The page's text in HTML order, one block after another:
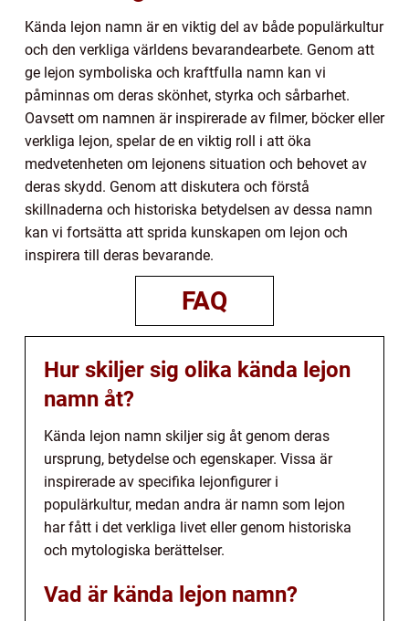
Kända lejon namn är en viktig del av både populärkultur
och den verkliga världens bevarandearbete. Genom att
ge lejon symboliska och kraftfulla namn kan vi
påminnas om deras skönhet, styrka och sårbarhet.
Oavsett om namnen är inspirerade av filmer, böcker eller
verkliga lejon, spelar de en viktig roll i att öka
medvetenheten om lejonens situation och behovet av
deras skydd. Genom att diskutera och förstå
skillnaderna och historiska betydelsen av dessa namn
kan vi fortsätta att sprida kunskapen om lejon och
inspirera till deras bevarande.
FAQ
Hur skiljer sig olika kända lejon
namn åt?
Kända lejon namn skiljer sig åt genom deras
ursprung, betydelse och egenskaper. Vissa är
inspirerade av specifika lejonfigurer i
populärkultur, medan andra är namn som lejon
har fått i det verkliga livet eller genom historiska
och mytologiska berättelser.
Vad är kända lejon namn?